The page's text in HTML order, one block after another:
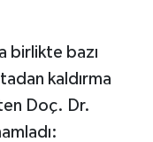
birlikte bazı
kaldırma
Doç. Dr.